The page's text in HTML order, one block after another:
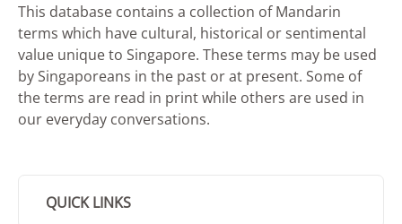
This database contains a collection of Mandarin
terms which have cultural, historical or sentimental
value unique to Singapore. These terms may be used
by Singaporeans in the past or at present. Some of
the terms are read in print while others are used in
our everyday conversations.
QUICK LINKS